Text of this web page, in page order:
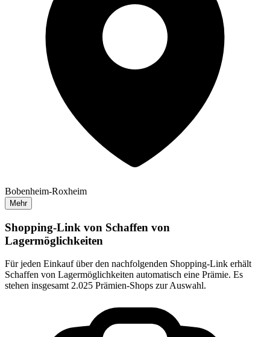
Bobenheim-Roxheim
Mehr
Shopping-Link von Schaffen von
Lagermöglichkeiten
Für jeden Einkauf über den nachfolgenden Shopping-Link erhält
Schaffen von Lagermöglichkeiten automatisch eine Prämie. Es
stehen insgesamt 2.025 Prämien-Shops zur Auswahl.